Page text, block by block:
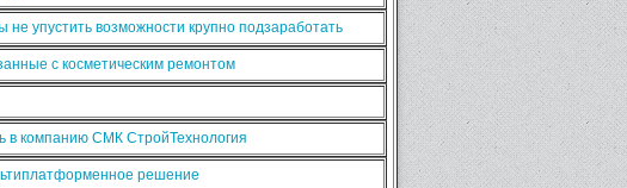
упустить возможности крупно подзаработать
с косметическим ремонтом
в компанию СМК СтройТехнология
решение